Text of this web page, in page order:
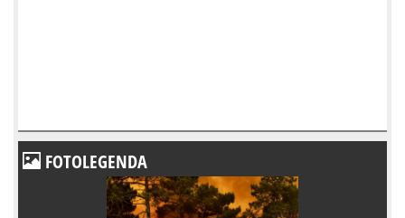
FOTOLEGENDA